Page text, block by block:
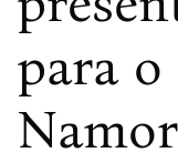
para